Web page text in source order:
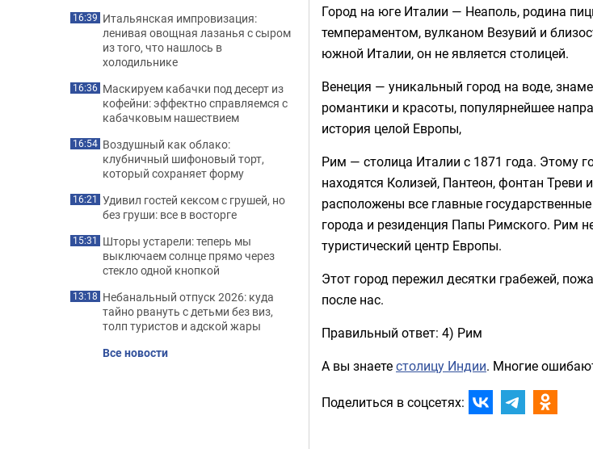
Город на юге Италии — Неаполь, родина
темпераментом, вулканом Везувий и
южной Италии, он не является столицей.
Венеция — уникальный город на воде,
романтики и красоты, популярнейшее
история целой Европы,
Рим — столица Италии с 1871 года. Этому
находятся Колизей, Пантеон, фонтан
расположены все главные
города и резиденция Папы Римского. Рим
туристический центр Европы.
Этот город пережил десятки грабежей,
после нас.
Правильный ответ: 4) Рим
А вы знаетестолицу Индии. Многие
Поделиться в соцсетях:
16:39 Итальянская импровизация:
ленивая овощная лазанья с сыром
из того, что нашлось в
холодильнике
16:36 Маскируем кабачки под десерт из
кофейни: эффектно справляемся с
кабачковым нашествием
16:54 Воздушный как облако:
клубничный шифоновый торт,
который сохраняет форму
16:21 Удивил гостей кексом с грушей, но
без груши: все в восторге
15:31 Шторы устарели: теперь мы
выключаем солнце прямо через
стекло одной кнопкой
13:18 Небанальный отпуск 2026: куда
тайно рвануть с детьми без виз,
толп туристов и адской жары
Все новости